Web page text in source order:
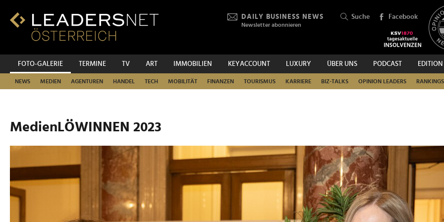
Inhalt
Fußzeilen-
Hauptnavigation
DAILY BUSINESS NEWS
Newsletter abonnieren
Suche Facebook
FOTO-GALERIE TERMINE TV ART IMMOBILIEN KEYACCOUNT LUXURY ÜBER UNS PODCAST EDITION
NEWS MEDIEN AGENTUREN HANDEL TECH MOBILITÄT FINANZEN TOURISMUS KARRIERE BIZ-TALKS OPINION LEADERS RANKINGS
SUCHEN
MedienLÖWINNEN 2023